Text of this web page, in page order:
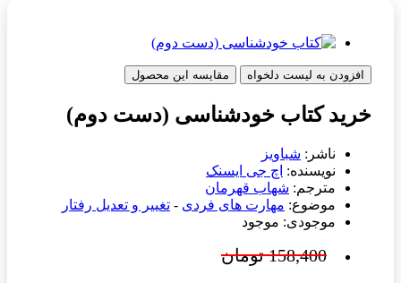
افزودن به لیست دلخواه مقایسه این محصول
خرید کتاب خودشناسی (دست دوم)
ناشر: شباویز
نویسنده: اچ جی ایسنک
مترجم: شهاب قهرمان
موضوع: مهارت های فردی - تغییر و تعدیل رفتار
موجودی: موجود
158,400 تومان